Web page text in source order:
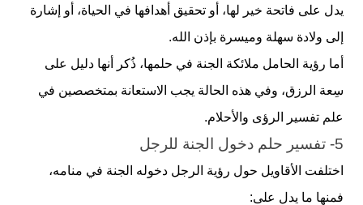
يدل على فاتحة خير لها، أو تحقيق أهدافها في الحياة، أو إشارة
إلى ولادة سهلة وميسرة بإذن الله.
أما رؤية الحامل ملائكة الجنة في حلمها، ذُكر أنها دليل على
سِعة الرزق، وفي هذه الحالة يجب الاستعانة بمتخصصين في
علم تفسير الرؤى والأحلام.
5- تفسير حلم دخول الجنة للرجل
اختلفت الأقاويل حول رؤية الرجل دخوله الجنة في منامه،
فمنها ما يدل على: